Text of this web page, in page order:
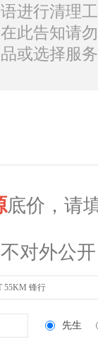
进行清理
此告知请
或选择服
底价，请
对外公
55KM 锋行
先生